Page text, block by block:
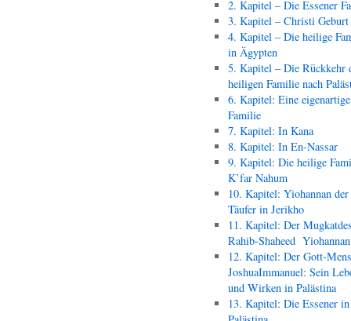
2. Kapitel – Die Essener
3. Kapitel – Christi Geburt
4. Kapitel – Die heilige
in Ägypten
5. Kapitel – Die Rückkehr
heiligen Familie nach
6. Kapitel: Eine eigenartige
Familie
7. Kapitel: In Kana
8. Kapitel: In En-Nassar
9. Kapitel: Die heilige
K’far Nahum
10. Kapitel: Yiohannan der
Täufer in Jerikho
11. Kapitel: Der
Rahib-Shaheed
12. Kapitel: Der Gott-
JoshuaImmanuel: Sein
und Wirken in Palästina
13. Kapitel: Die Essener in